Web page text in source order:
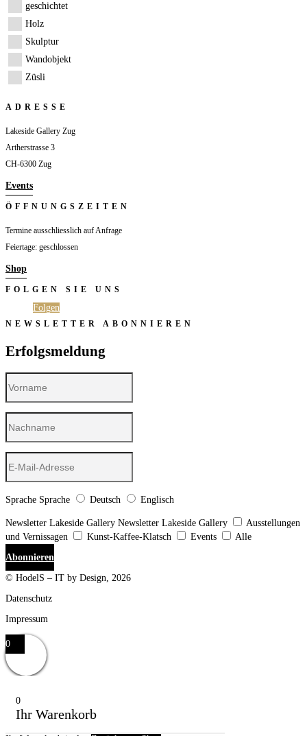
geschichtet
Holz
Skulptur
Wandobjekt
Züsli
ADRESSE
Lakeside Gallery Zug
Artherstrasse 3
CH-6300 Zug
Events
ÖFFNUNGSZEITEN
Termine ausschliesslich auf Anfrage
Feiertage: geschlossen
Shop
FOLGEN SIE UNS
Folgen
NEWSLETTER ABONNIEREN
Erfolgsmeldung
Sprache Sprache Deutsch Englisch
Newsletter Lakeside Gallery Newsletter Lakeside Gallery
Ausstellungen
und Vernissagen
Kunst-Kaffee-Klatsch Events
Alle
Abonnieren
© HodelS – IT by Design, 2026
Datenschutz
Impressum
0
0
Ihr Warenkorb